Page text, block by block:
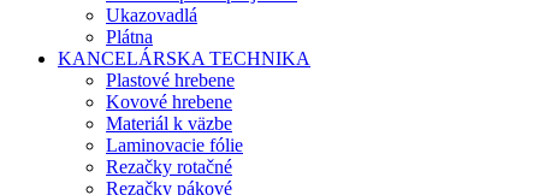
Ukazovadlá
Plátna
KANCELÁRSKA TECHNIKA
Plastové hrebene
Kovové hrebene
Materiál k väzbe
Laminovacie fólie
Rezačky rotačné
Rezačky pákové